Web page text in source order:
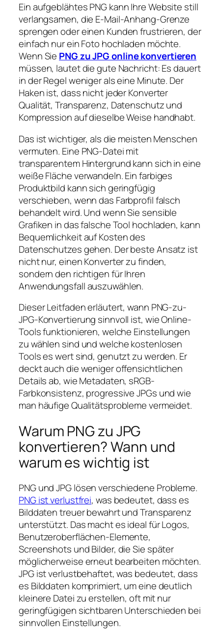
Ein aufgeblähtes PNG kann Ihre Website still
verlangsamen, die E-Mail-Anhang-Grenze
sprengen oder einen Kunden frustrieren, der
einfach nur ein Foto hochladen möchte.
Wenn Sie PNG zu JPG online konvertieren
müssen, lautet die gute Nachricht: Es dauert
in der Regel weniger als eine Minute. Der
Haken ist, dass nicht jeder Konverter
Qualität, Transparenz, Datenschutz und
Kompression auf dieselbe Weise handhabt.
Das ist wichtiger, als die meisten Menschen
vermuten. Eine PNG-Datei mit
transparentem Hintergrund kann sich in eine
weiße Fläche verwandeln. Ein farbiges
Produktbild kann sich geringfügig
verschieben, wenn das Farbprofil falsch
behandelt wird. Und wenn Sie sensible
Grafiken in das falsche Tool hochladen, kann
Bequemlichkeit auf Kosten des
Datenschutzes gehen. Der beste Ansatz ist
nicht nur, einen Konverter zu finden,
sondern den richtigen für Ihren
Anwendungsfall auszuwählen.
Dieser Leitfaden erläutert, wann PNG-zu-
JPG-Konvertierung sinnvoll ist, wie Online-
Tools funktionieren, welche Einstellungen
zu wählen sind und welche kostenlosen
Tools es wert sind, genutzt zu werden. Er
deckt auch die weniger offensichtlichen
Details ab, wie Metadaten, sRGB-
Farbkonsistenz, progressive JPGs und wie
man häufige Qualitätsprobleme vermeidet.
Warum PNG zu JPG
konvertieren? Wann und
warum es wichtig ist
PNG und JPG lösen verschiedene Probleme.
PNG ist verlustfrei, was bedeutet, dass es
Bilddaten treuer bewahrt und Transparenz
unterstützt. Das macht es ideal für Logos,
Benutzeroberflächen-Elemente,
Screenshots und Bilder, die Sie später
möglicherweise erneut bearbeiten möchten.
JPG ist verlustbehaftet, was bedeutet, dass
es Bilddaten komprimiert, um eine deutlich
kleinere Datei zu erstellen, oft mit nur
geringfügigen sichtbaren Unterschieden bei
sinnvollen Einstellungen.